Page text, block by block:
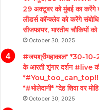
29 अक्टूबर को मुंबई का करेंगे
लीडर्स कॉन्क्लेव को करेंगे
सीजफायर, भारतीय चौकियों को
October 30, 2025
#जयश्रीमहाकाल* *30-10-
के आरती शृंगार दर्शन #live की
*#You_too_can_top!!!*
*#भोलेदानी* *देह शिवा वर
October 30, 2025